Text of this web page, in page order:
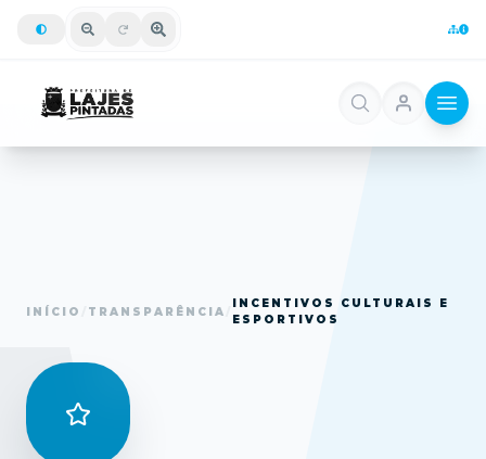
INÍCIO TRANSPARÊNCIA
INCENTIVOS CULTURAIS E
ESPORTIVOS